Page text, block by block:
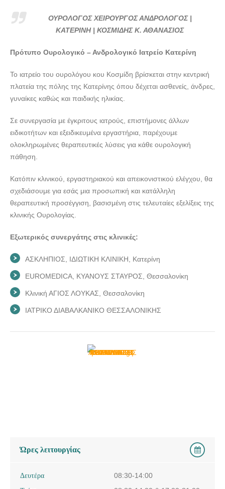
ΚΟΣΜΙΔΗΣ Κ. ΑΘΑΝΑΣΙΟΣ - doctors4u.gr
ΟΥΡΟΛΟΓΟΣ ΧΕΙΡΟΥΡΓΟΣ ΑΝΔΡΟΛΟΓΟΣ | ΚΑΤΕΡΙΝΗ |
ΟΥΡΟΛΟΓΟΣ ΧΕΙΡΟΥΡΓΟΣ ΑΝΔΡΟΛΟΓΟΣ | ΚΑΤΕΡΙΝΗ |
ΟΥΡΟΛΟΓΟΣ ΧΕΙΡΟΥΡΓΟΣ ΑΝΔΡΟΛΟΓΟΣ | ΚΑΤΕΡΙΝΗ |
ΚΟΣΜΙΔΗΣ Κ. ΑΘΑΝΑΣΙΟΣ - doctors4u.gr
ΚΟΣΜΙΔΗΣ Κ. ΑΘΑΝΑΣΙΟΣ - doctors4u.gr
ΚΟΣΜΙΔΗΣ Κ. ΑΘΑΝΑΣΙΟΣ - doctors4u.gr
ΟΥΡΟΛΟΓΟΣ ΧΕΙΡΟΥΡΓΟΣ ΑΝΔΡΟΛΟΓΟΣ | ΚΑΤΕΡΙΝΗ |
ΚΟΣΜΙΔΗΣ Κ. ΑΘΑΝΑΣΙΟΣ - doctors4u.gr
ΚΟΣΜΙΔΗΣ Κ. ΑΘΑΝΑΣΙΟΣ - doctors4u.gr
ΚΟΣΜΙΔΗΣ Κ. ΑΘΑΝΑΣΙΟΣ - doctors4u.gr
ΟΥΡΟΛΟΓΟΣ ΧΕΙΡΟΥΡΓΟΣ ΑΝΔΡΟΛΟΓΟΣ |
ΚΑΤΕΡΙΝΗ | ΚΟΣΜΙΔΗΣ Κ. ΑΘΑΝΑΣΙΟΣ
Πρότυπο Ουρολογικό – Ανδρολογικό Ιατρείο Κατερίνη
Το ιατρείο του ουρολόγου κου Κοσμίδη βρίσκεται στην κεντρική
πλατεία της πόλης της Κατερίνης όπου δέχεται ασθενείς, άνδρες,
γυναίκες καθώς και παιδικής ηλικίας.
Σε συνεργασία με έγκριτους ιατρούς, επιστήμονες άλλων
ειδικοτήτων και εξειδικευμένα εργαστήρια, παρέχουμε
ολοκληρωμένες θεραπευτικές λύσεις για κάθε ουρολογική
πάθηση.
Κατόπιν κλινικού, εργαστηριακού και απεικονιστικού ελέγχου, θα
σχεδιάσουμε για εσάς μια προσωπική και κατάλληλη
θεραπευτική προσέγγιση, βασισμένη στις τελευταίες εξελίξεις της
κλινικής Ουρολογίας.
Εξωτερικός συνεργάτης στις κλινικές:
ΑΣΚΛΗΠΙΟΣ, ΙΔΙΩΤΙΚΗ ΚΛΙΝΙΚΗ, Κατερίνη
EUROMEDICA, ΚΥΑΝΟΥΣ ΣΤΑΥΡΟΣ, Θεσσαλονίκη
Κλινική ΑΓΙΟΣ ΛΟΥΚΑΣ, Θεσσαλονίκη
ΙΑΤΡΙΚΟ ΔΙΑΒΑΛΚΑΝΙΚΟ ΘΕΣΣΑΛΟΝΙΚΗΣ
Ώρες λειτουργίας
Δευτέρα
08:30-14:00